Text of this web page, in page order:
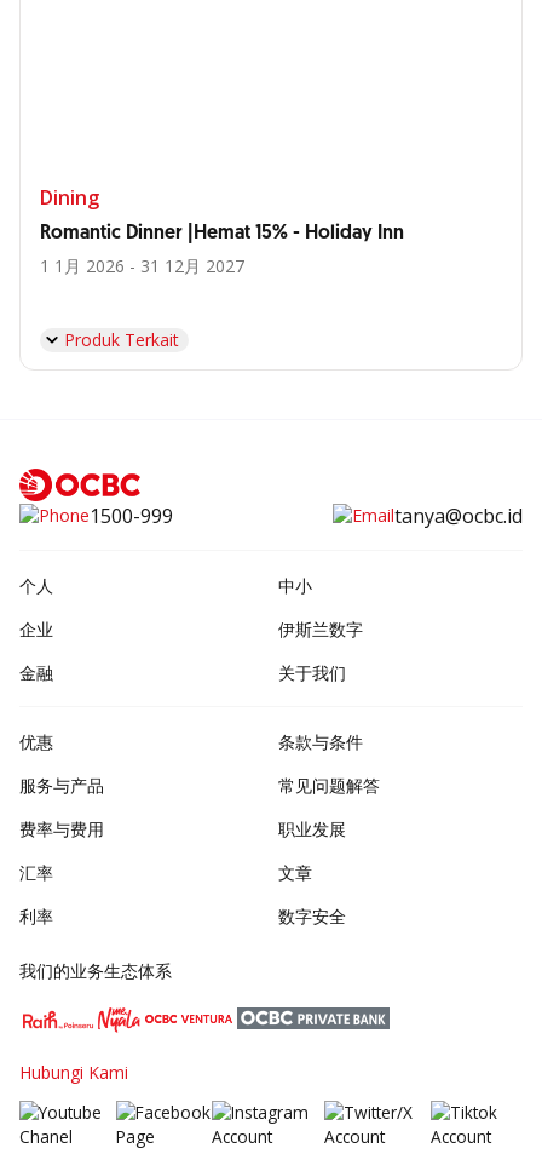
Dining
Romantic Dinner |Hemat 15% - Holiday Inn
1 1月 2026 - 31 12月 2027
Produk Terkait
1500-999 tanya@ocbc.id
个人
中小
企业
伊斯兰数字
金融
关于我们
优惠
服务与产品
费率与费用
汇率
利率
条款与条件
常见问题解答
职业发展
文章
数字安全
我们的业务生态体系
Hubungi Kami